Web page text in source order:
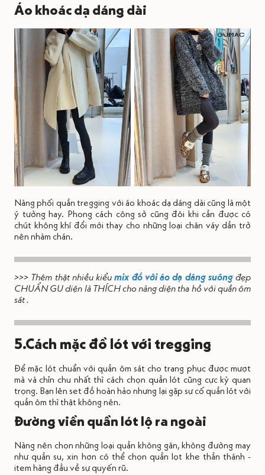
Áo khoác dạ dáng dài
Nàng phối quần tregging với áo khoác dạ dáng dài cũng là một
ý tưởng hay. Phong cách công sở cũng đôi khi cần được có
chút không khí đổi mới thay cho những loại chân váy dần trở
nên nhàm chán.
>>> Thêm thật nhiều kiểumix đồ với áo dạ dáng suôngđẹp
CHUẨN GU diện là THÍCH cho nàng diện tha hồ với quần ôm
sát .
5.Cách mặc đồ lót với tregging
Để mặc lót chuẩn với quần ôm sát cho trang phục được mượt
mà và chỉn chu nhất thì cách chọn quần lót cũng cực kỳ quan
trọng. Bạn lên set đồ hoàn hảo nhưng lại gặp sự cố quần lót với
quần ôm thì thật không nên.
Đường viền quần lót lộ ra ngoài
Nàng nên chọn những loại quần không gân, không đường may
như quần su, xin hơn có thể chọn quần lọt khe thần thánh -
item hàng đầu về sự quyến rũ.